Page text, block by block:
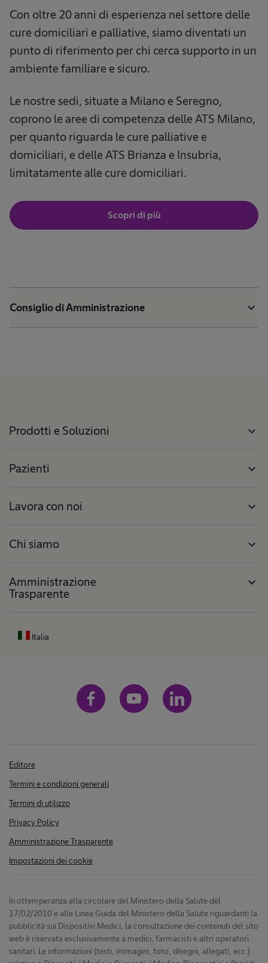
Con oltre 20 anni di esperienza nel settore delle
cure domiciliari e palliative, siamo diventati un
punto di riferimento per chi cerca supporto in un
ambiente familiare e sicuro.
Le nostre sedi, situate a Milano e Seregno,
coprono le aree di competenza delle ATS Milano,
per quanto riguarda le cure palliative e
domiciliari, e delle ATS Brianza e Insubria,
limitatamente alle cure domiciliari.
Scopri di più
Consiglio di Amministrazione expand_more
Prodotti e Soluzioni expand_more
Pazienti expand_more
Lavora con noi expand_more
Chi siamo expand_more
Amministrazione
Trasparente
expand_more
Italia
Editore
Termini e condizioni generali
Termini di utilizzo
Privacy Policy
Amministrazione Trasparente
Impostazioni dei cookie
In ottemperanza alla circolare del Ministero della Salute del
17/02/2010 e alle Linea Guida del Ministero della Salute riguardanti la
pubblicità sui Dispositivi Medici, la consultazione dei contenuti del sito
web è riservata esclusivamente a medici, farmacisti e altri operatori
sanitari. Le informazioni (testi, immagini, foto, disegni, allegati, ecc.)